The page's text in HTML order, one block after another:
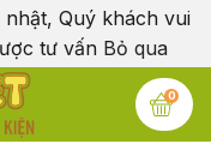
Quý khách vui
tư vấn Bỏ qua
0